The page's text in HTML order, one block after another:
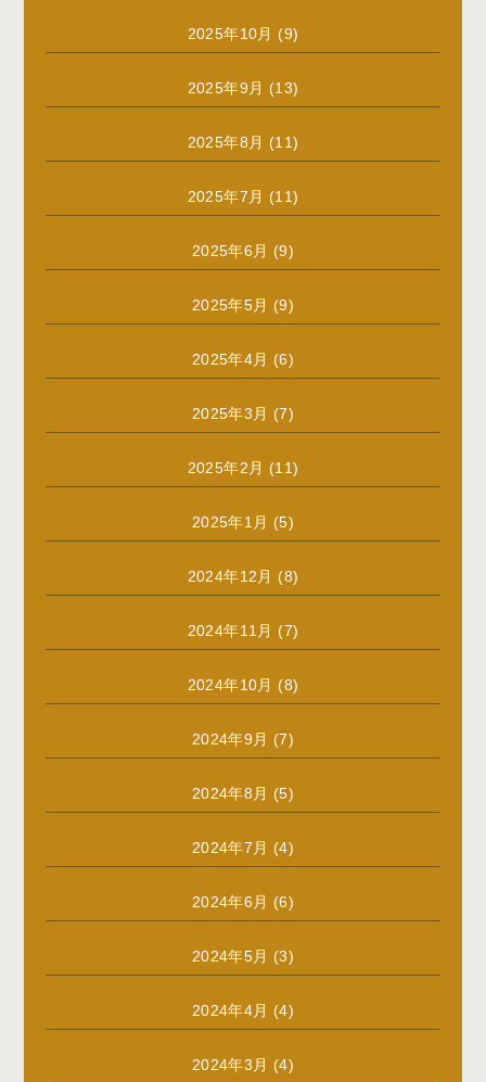
2025年10月 (9)
2025年9月 (13)
2025年8月 (11)
2025年7月 (11)
2025年6月 (9)
2025年5月 (9)
2025年4月 (6)
2025年3月 (7)
2025年2月 (11)
2025年1月 (5)
2024年12月 (8)
2024年11月 (7)
2024年10月 (8)
2024年9月 (7)
2024年8月 (5)
2024年7月 (4)
2024年6月 (6)
2024年5月 (3)
2024年4月 (4)
2024年3月 (4)